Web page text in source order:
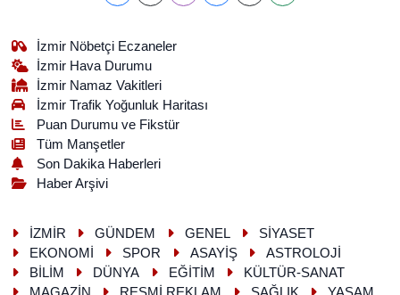
İzmir Nöbetçi Eczaneler
İzmir Hava Durumu
İzmir Namaz Vakitleri
İzmir Trafik Yoğunluk Haritası
Puan Durumu ve Fikstür
Tüm Manşetler
Son Dakika Haberleri
Haber Arşivi
İZMİR GÜNDEM GENEL
SİYASET
EKONOMİ
SPOR ASAYİŞ
ASTROLOJİ
BİLİM
DÜNYA EĞİTİM
KÜLTÜR-SANAT